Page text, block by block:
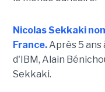
Nicolas Sekkaki
France.Après 5 ans
d'IBM, Alain
Sekkaki.